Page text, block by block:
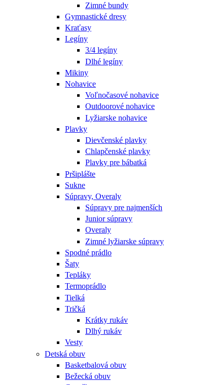
Zimné bundy
Gymnastické dresy
Kraťasy
Legíny
3/4 legíny
Dlhé legíny
Mikiny
Nohavice
Voľnočasové nohavice
Outdoorové nohavice
Lyžiarske nohavice
Plavky
Dievčenské plavky
Chlapčenské plavky
Plavky pre bábatká
Pršiplášte
Sukne
Súpravy, Overaly
Súpravy pre najmenších
Junior súpravy
Overaly
Zimné lyžiarske súpravy
Spodné prádlo
Šaty
Tepláky
Termoprádlo
Tielká
Tričká
Krátky rukáv
Dlhý rukáv
Vesty
Detská obuv
Basketbalová obuv
Bežecká obuv